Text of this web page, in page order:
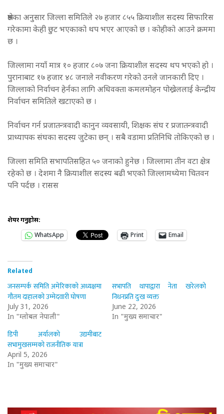
श्रेष्ठका अनुसार जिल्ला समितिले २७ हजार ८५५ क्रियाशील सदस्य सिफारिस
गरेकामा केही छुट भएकाको थप भएर आएको छ । कोहीको आउने क्रममा
छ ।
जिल्लामा नयाँ मात्र १० हजार ८०७ जना क्रियाशील सदस्य थप भएको हो ।
पुरानाबाट १७ हजार ४८ जनाले नवीकरण गरेको उनले जानकारी दिए ।
जिल्लाको निर्वाचन हेर्नका लागि अधिवक्ता कमलमोहन पोख्रेललाई केन्द्रीय
निर्वाचन समितिले खटाएको छ ।
निर्वाचन गर्न प्रजातन्त्रवादी कानुन व्यवसायी, शिक्षक संघ र प्रजातन्त्रवादी
प्राध्यापक संघका सदस्य जुटेका छन् । सबै वडामा प्रतिनिधि तोकिएको छ ।
जिल्ला समिति सभापतिसहित ५० जनाको हुनेछ । जिल्लामा तीन वटा क्षेत्र
रहेको छ । देशमा नै क्रियाशील सदस्य बढी भएको जिल्लामध्येमा चितवन
पनि पर्दछ । रासस
शेयर गर्नुहोस:
WhatsApp
Print Email
Related
जनसम्पर्क समिति अमेरिकाको अध्यक्षमा
गौतम दाहालको उम्मेदवारी घोषणा
July 31, 2026
In "ग्लोबल नेपाली"
सभापति थापाद्वारा नेता खरेलको
निधनप्रति दुःख व्यक्त
June 22, 2026
In "मुख्य समाचार"
डिपी अर्यालको उद्यमीबाट
सभामुखसम्मको राजनीतिक यात्रा
April 5, 2026
In "मुख्य समाचार"